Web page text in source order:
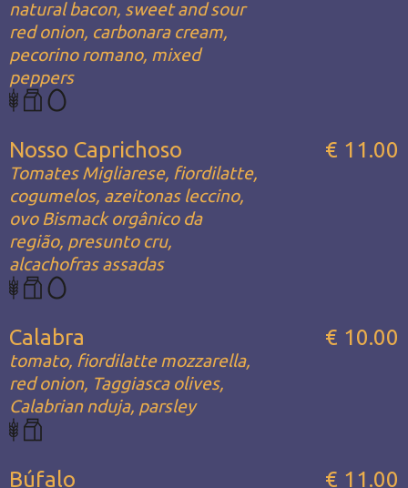
natural bacon, sweet and sour
red onion, carbonara cream,
pecorino romano, mixed
peppers
Nosso Caprichoso
Tomates Migliarese, fiordilatte,
cogumelos, azeitonas leccino,
ovo Bismack orgânico da
região, presunto cru,
alcachofras assadas
€ 11.00
Calabra
tomato, fiordilatte mozzarella,
red onion, Taggiasca olives,
Calabrian nduja, parsley
€ 10.00
Búfalo € 11.00